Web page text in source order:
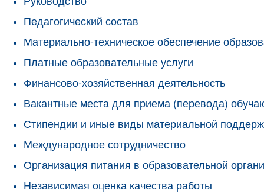
Педагогический состав
Материально-техническое обеспечение
Платные образовательные услуги
Финансово-хозяйственная деятельность
Вакантные места для приема (перевода)
Стипендии и иные виды материальной
Международное сотрудничество
Организация питания в образовательной
Независимая оценка качества работы